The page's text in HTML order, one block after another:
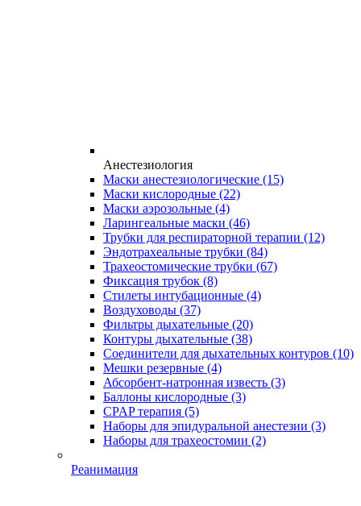
Анестезиология
Маски анестезиологические (15)
Маски кислородные (22)
Маски аэрозольные (4)
Ларингеальные маски (46)
Трубки для респираторной терапии (12)
Эндотрахеальные трубки (84)
Трахеостомические трубки (67)
Фиксация трубок (8)
Стилеты интубационные (4)
Воздуховоды (37)
Фильтры дыхательные (20)
Контуры дыхательные (38)
Соединители для дыхательных контуров (10)
Мешки резервные (4)
Абсорбент-натронная известь (3)
Баллоны кислородные (3)
CPAP терапия (5)
Наборы для эпидуральной анестезии (3)
Наборы для трахеостомии (2)
Реанимация